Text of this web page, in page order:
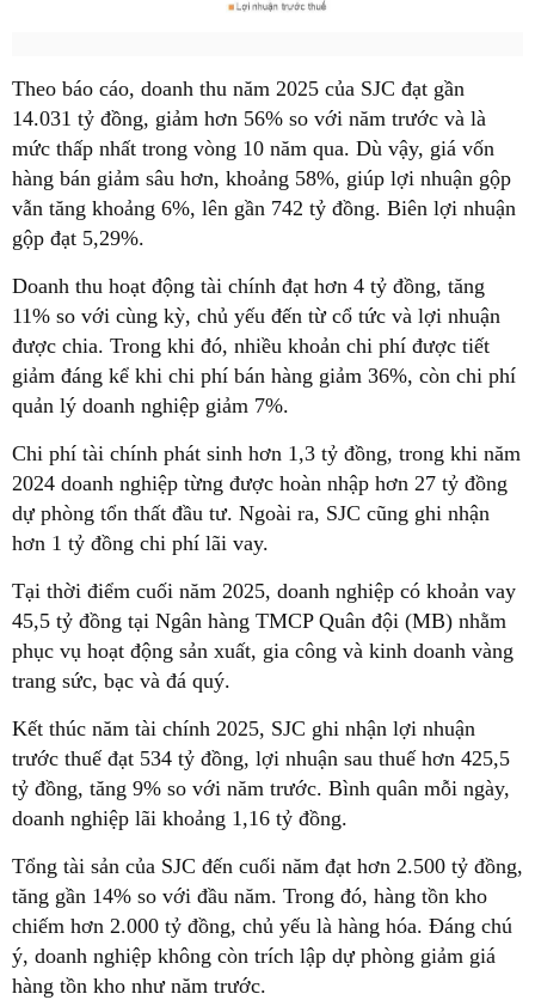
Theo báo cáo, doanh thu năm 2025 của SJC đạt gần
14.031 tỷ đồng, giảm hơn 56% so với năm trước và là
mức thấp nhất trong vòng 10 năm qua. Dù vậy, giá vốn
hàng bán giảm sâu hơn, khoảng 58%, giúp lợi nhuận gộp
vẫn tăng khoảng 6%, lên gần 742 tỷ đồng. Biên lợi nhuận
gộp đạt 5,29%.
Doanh thu hoạt động tài chính đạt hơn 4 tỷ đồng, tăng
11% so với cùng kỳ, chủ yếu đến từ cổ tức và lợi nhuận
được chia. Trong khi đó, nhiều khoản chi phí được tiết
giảm đáng kể khi chi phí bán hàng giảm 36%, còn chi phí
quản lý doanh nghiệp giảm 7%.
Chi phí tài chính phát sinh hơn 1,3 tỷ đồng, trong khi năm
2024 doanh nghiệp từng được hoàn nhập hơn 27 tỷ đồng
dự phòng tổn thất đầu tư. Ngoài ra, SJC cũng ghi nhận
hơn 1 tỷ đồng chi phí lãi vay.
Tại thời điểm cuối năm 2025, doanh nghiệp có khoản vay
45,5 tỷ đồng tại Ngân hàng TMCP Quân đội (MB) nhằm
phục vụ hoạt động sản xuất, gia công và kinh doanh vàng
trang sức, bạc và đá quý.
Kết thúc năm tài chính 2025, SJC ghi nhận lợi nhuận
trước thuế đạt 534 tỷ đồng, lợi nhuận sau thuế hơn 425,5
tỷ đồng, tăng 9% so với năm trước. Bình quân mỗi ngày,
doanh nghiệp lãi khoảng 1,16 tỷ đồng.
Tổng tài sản của SJC đến cuối năm đạt hơn 2.500 tỷ đồng,
tăng gần 14% so với đầu năm. Trong đó, hàng tồn kho
chiếm hơn 2.000 tỷ đồng, chủ yếu là hàng hóa. Đáng chú
ý, doanh nghiệp không còn trích lập dự phòng giảm giá
hàng tồn kho như năm trước.